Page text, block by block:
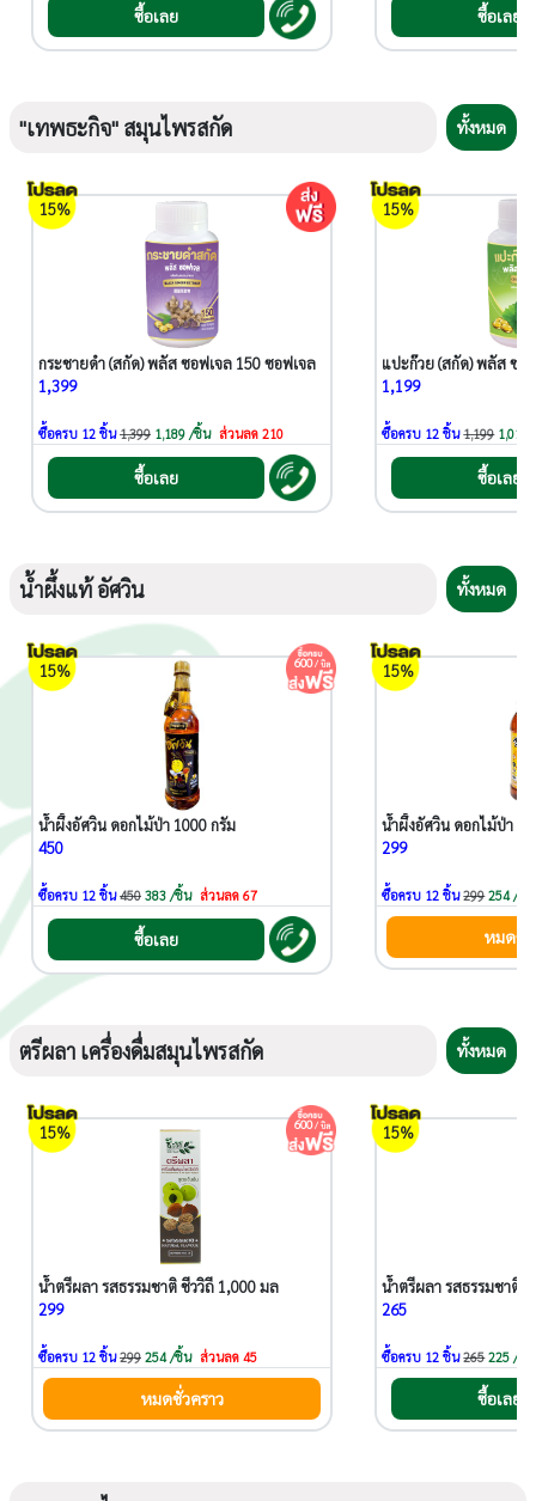
ซื้อเลย ซื้อเลย
"เทพธะกิจ" สมุนไพรสกัด ทั้งหมด
15%
กระชายดำ (สกัด) พลัส ซอฟเจล 150 ซอฟเจล
1,399
ซื้อครบ 12 ชิ้น1,399 1,189 /ชิ้น ส่วนลด 210
ซื้อเลย
15%
แปะก๊วย (สกัด) พลัส ซอ
1,199
ซื้อครบ 12 ชิ้น1,199 1,019
ซื้อเลย
น้ำผึ้งแท้ อัศวิน ทั้งหมด
15% 600/ บิล
น้ำผึ้งอัศวิน ดอกไม้ป่า 1000 กรัม
450
ซื้อครบ 12 ชิ้น450 383 /ชิ้น ส่วนลด 67
ซื้อเลย
15%
น้ำผึ้งอัศวิน ดอกไม้ป่า
299
ซื้อครบ 12 ชิ้น299 254 /ชิ้น
หมดชั่ว
ตรีผลา เครื่องดื่มสมุนไพรสกัด ทั้งหมด
15% 600/ บิล
น้ำตรีผลา รสธรรมชาติ ชีววิถี 1,000 มล
299
ซื้อครบ 12 ชิ้น299 254 /ชิ้น ส่วนลด 45
หมดชั่วคราว
15%
น้ำตรีผลา รสธรรมชาติ
265
ซื้อครบ 12 ชิ้น265 225 /ชิ้น
ซื้อเลย